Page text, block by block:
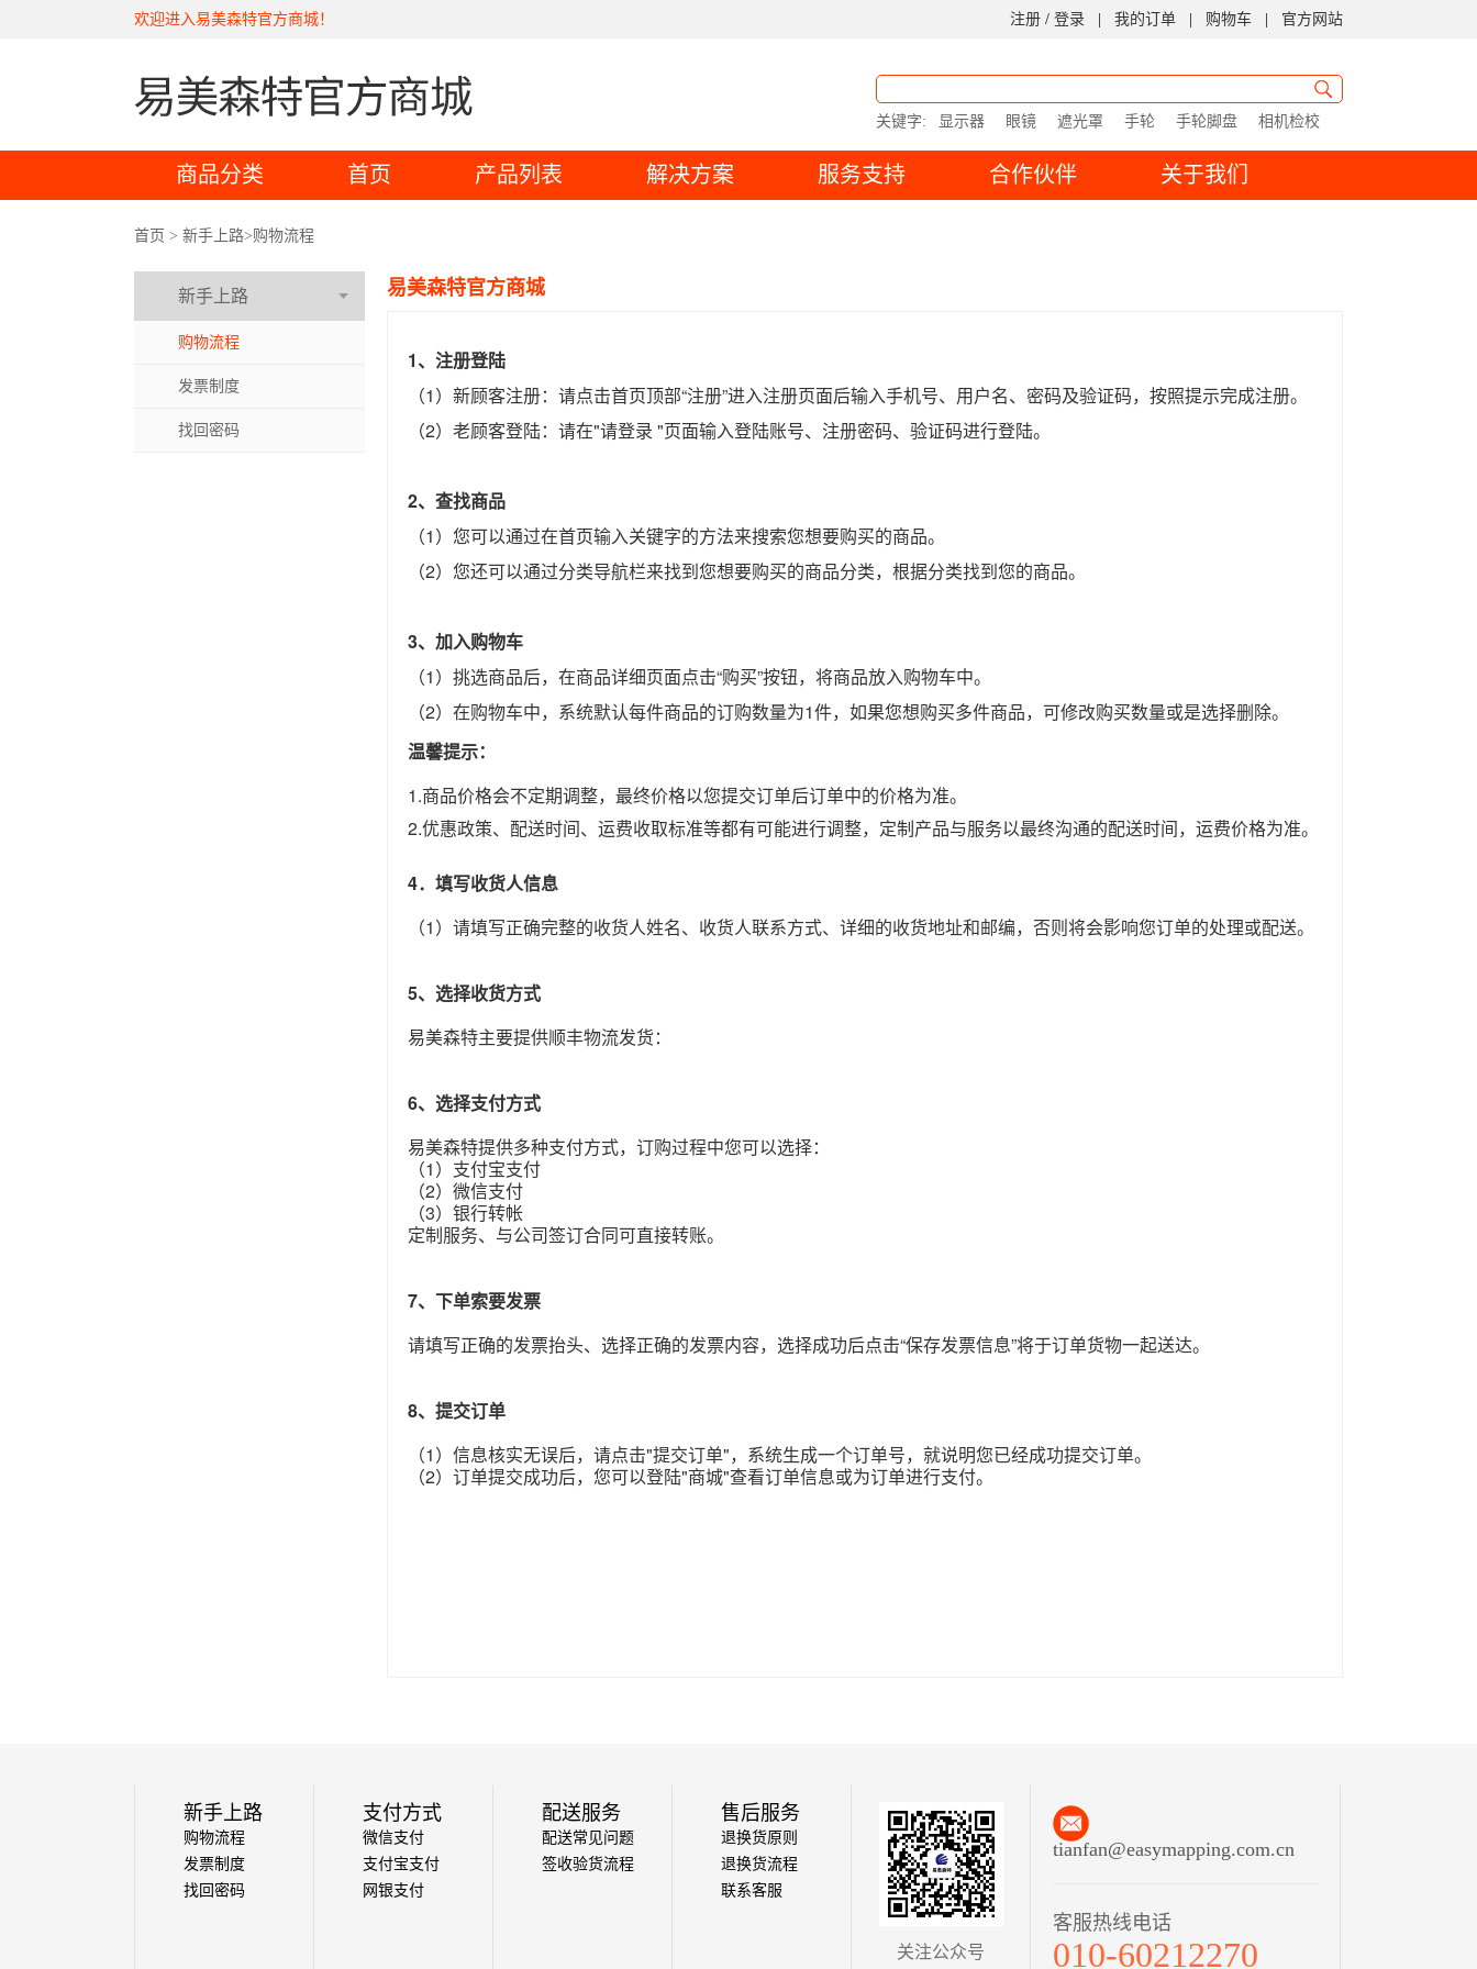
欢迎进入易美森特官方商城！ 注册 / 登录 我的订单 购物车 官方网站
关键字: 显示器 眼镜 遮光罩 手轮 手轮脚盘 相机检校
商品分类 首页 产品列表 解决方案 服务支持 合作伙伴 关于我们
首页 > 新手上路>购物流程
新手上路
购物流程
发票制度
找回密码
易美森特官方商城
1、注册登陆
（1）新顾客注册：请点击首页顶部“注册”进入注册页面后输入手机号、用户名、密码及验证码，按照提示完成注册。
（2）老顾客登陆：请在"请登录 "页面输入登陆账号、注册密码、验证码进行登陆。
2、查找商品
（1）您可以通过在首页输入关键字的方法来搜索您想要购买的商品。
（2）您还可以通过分类导航栏来找到您想要购买的商品分类，根据分类找到您的商品。
3、加入购物车
（1）挑选商品后，在商品详细页面点击“购买”按钮，将商品放入购物车中。
（2）在购物车中，系统默认每件商品的订购数量为1件，如果您想购买多件商品，可修改购买数量或是选择删除。
温馨提示：
1.商品价格会不定期调整，最终价格以您提交订单后订单中的价格为准。
2.优惠政策、配送时间、运费收取标准等都有可能进行调整，定制产品与服务以最终沟通的配送时间，运费价格为准。
4．填写收货人信息
（1）请填写正确完整的收货人姓名、收货人联系方式、详细的收货地址和邮编，否则将会影响您订单的处理或配送。
5、选择收货方式
易美森特主要提供顺丰物流发货：
6、选择支付方式
易美森特提供多种支付方式，订购过程中您可以选择：
（1） 支付宝支付
（2） 微信支付
（3） 银行转帐
定制服务、与公司签订合同可直接转账。
7、下单索要发票
请填写正确的发票抬头、选择正确的发票内容，选择成功后点击“保存发票信息”将于订单货物一起送达。
8、提交订单
（1）信息核实无误后，请点击"提交订单"，系统生成一个订单号，就说明您已经成功提交订单。
（2）订单提交成功后，您可以登陆"商城"查看订单信息或为订单进行支付。
新手上路
购物流程
发票制度
找回密码
支付方式
微信支付
支付宝支付
网银支付
配送服务
配送常见问题
签收验货流程
售后服务
退换货原则
退换货流程
联系客服
关注公众号
tianfan@easymapping.com.cn
客服热线电话
010-60212270